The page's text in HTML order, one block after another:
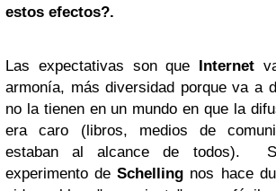
estos efectos?.
Las expectativas son que Internet
armonía, más diversidad porque va a
no la tienen en un mundo en que la
era caro (libros, medios de
estaban al alcance de todos).
experimento deSchelling nos hace